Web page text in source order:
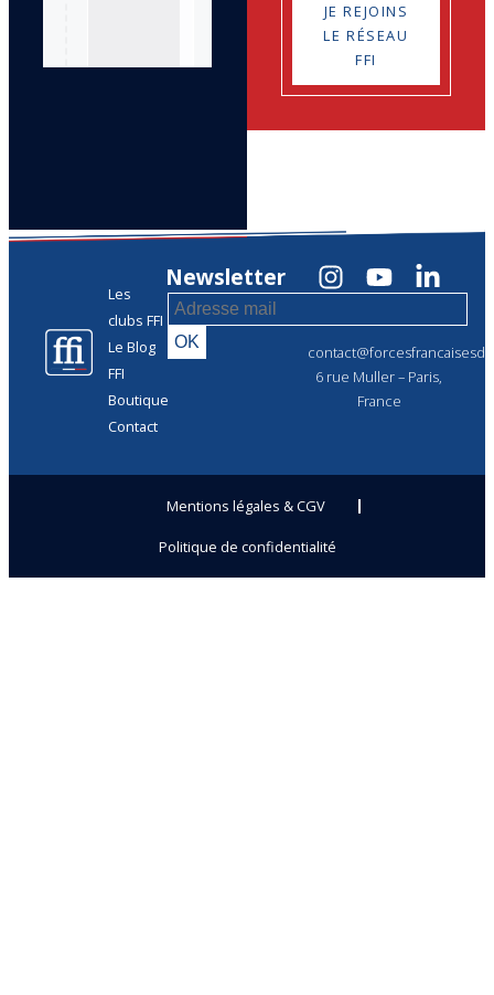
JE REJOINS
LE RÉSEAU
FFI
Les
clubs FFI
Le Blog
FFI
Boutique
Contact
6 rue Muller – Paris,
France
Newsletter
Mentions légales & CGV
Politique de confidentialité